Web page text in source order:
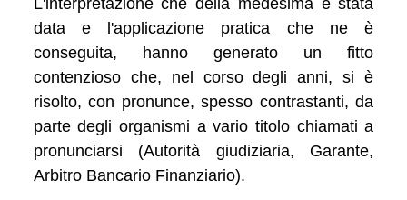
data e l'applicazione pratica che ne è
conseguita, hanno generato un fitto
contenzioso che, nel corso degli anni, si è
risolto, con pronunce, spesso contrastanti, da
parte degli organismi a vario titolo chiamati a
pronunciarsi (Autorità giudiziaria, Garante,
Arbitro Bancario Finanziario).